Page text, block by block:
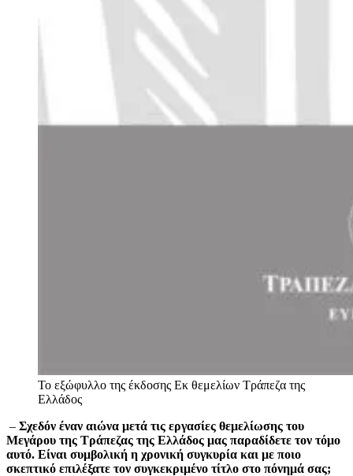
Το εξώφυλλο της έκδοσης Εκ θεμελίων Τράπεζα της
Ελλάδος
– Σχεδόν έναν αιώνα μετά τις εργασίες θεμελίωσης του
Μεγάρου της Τράπεζας της Ελλάδος μας παραδίδετε τον τόμο
αυτό. Είναι συμβολική η χρονική συγκυρία και με ποιο
σκεπτικό επιλέξατε τον συγκεκριμένο τίτλο στο πόνημά σας;